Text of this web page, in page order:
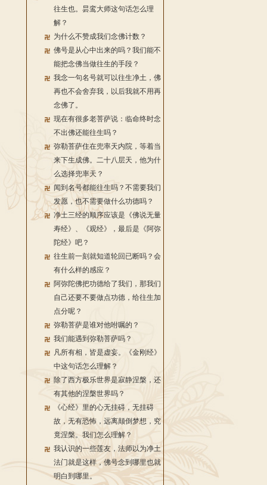
往生也。昙鸾大师这句话怎么理
解？
为什么不赞成我们念佛计数？
佛号是从心中出来的吗？我们能不
能把念佛当做往生的手段？
我念一句名号就可以往生净土，佛
再也不会舍弃我，以后我就不用再
念佛了。
现在有很多老菩萨说：临命终时念
不出佛还能往生吗？
弥勒菩萨住在兜率天内院，等着当
来下生成佛。二十八层天，他为什
么选择兜率天？
闻到名号都能往生吗？不需要我们
发愿，也不需要做什么功德吗？
净土三经的顺序应该是《佛说无量
寿经》、《观经》，最后是《阿弥
陀经》吧？
往生前一刻就知道轮回已断吗？会
有什么样的感应？
阿弥陀佛把功德给了我们，那我们
自己还要不要做点功德，给往生加
点分呢？
弥勒菩萨是谁对他咐嘱的？
我们能遇到弥勒菩萨吗？
凡所有相，皆是虚妄。《金刚经》
中这句话怎么理解？
除了西方极乐世界是寂静涅槃，还
有其他的涅槃世界吗？
《心经》里的心无挂碍，无挂碍
故，无有恐怖，远离颠倒梦想，究
竟涅槃。我们怎么理解？
我认识的一些莲友，法师以为净土
法门就是这样，佛号念到哪里也就
明白到哪里。